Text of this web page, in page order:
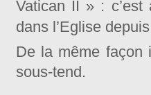
Vatican II » :
dans l’Eglise
De la même façon
sous-tend.